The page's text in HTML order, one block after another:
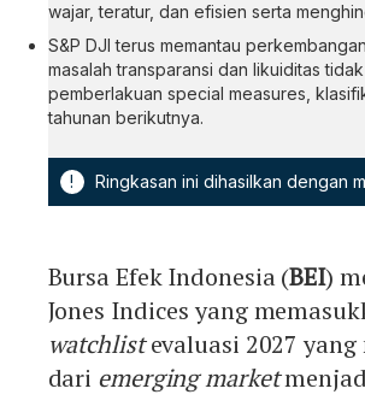
wajar, teratur, dan efisien serta
S&P DJI terus memantau
masalah transparansi dan likuiditas
pemberlakuan special measures,
tahunan berikutnya.
! Ringkasan ini dihasilkan dengan
Bursa Efek Indonesia (BEI)
Jones Indices yang
watchlistevaluasi 2027
dari emerging market